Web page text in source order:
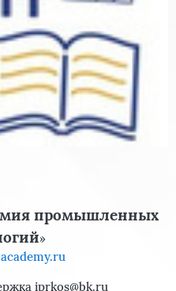
промышленных
»
iprkos@bk.ru